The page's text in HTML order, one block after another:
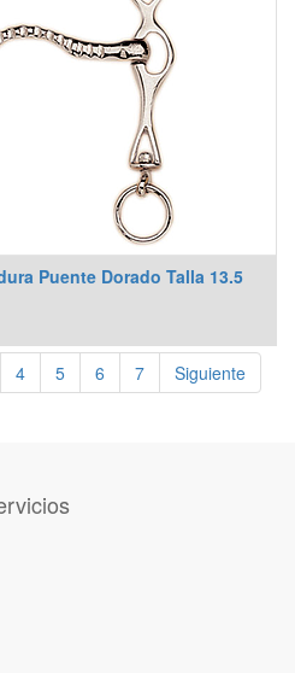
Puente Dorado Talla 13.5
4 5 6 7 Siguiente